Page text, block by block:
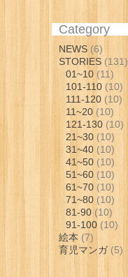
Category
NEWS (6)
STORIES(131)
01~10(11)
101-110(10)
111-120 (10)
11~20(10)
121-130 (10)
21~30(10)
31~40 (10)
41~50(10)
51~60(10)
61~70 (10)
71~80 (10)
81-90(10)
91-100 (10)
絵本(7)
育児マンガ(5)